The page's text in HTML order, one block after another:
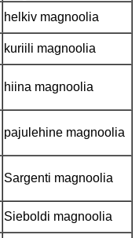
helkiv magnoolia
kuriili magnoolia
hiina magnoolia
pajulehine magnoolia
Sargenti magnoolia
Sieboldi magnoolia